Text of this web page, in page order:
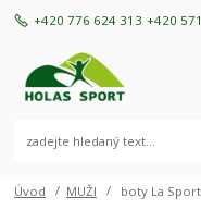
+420 776 624 313 +420
Úvod MUŽI boty La